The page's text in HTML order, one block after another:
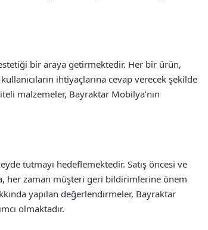
bir araya getirmektedir. Her bir ürün,
ihtiyaçlarına cevap verecek şekilde
malzemeler, Bayraktar Mobilya’nın
tutmayı hedeflemektedir. Satış öncesi ve
her zaman müşteri geri bildirimlerine önem
yapılan değerlendirmeler, Bayraktar
olmaktadır.